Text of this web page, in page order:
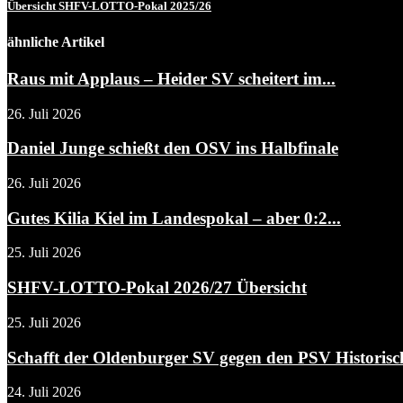
Übersicht SHFV-LOTTO-Pokal 2025/26
ähnliche Artikel
Raus mit Applaus – Heider SV scheitert im...
26. Juli 2026
Daniel Junge schießt den OSV ins Halbfinale
26. Juli 2026
Gutes Kilia Kiel im Landespokal – aber 0:2...
25. Juli 2026
SHFV-LOTTO-Pokal 2026/27 Übersicht
25. Juli 2026
Schafft der Oldenburger SV gegen den PSV
24. Juli 2026